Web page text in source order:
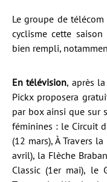
Le groupe de
cyclisme cette
bien rempli,
En télévision, après
Pickx proposera
par box ainsi que sur
féminines : le Circuit
(12 mars), À Travers
avril), la Flèche
Classic (1er mai), le